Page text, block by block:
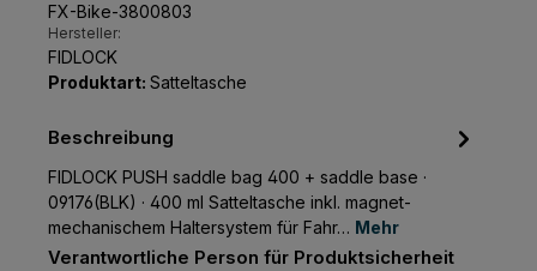
FX-Bike-3800803
Hersteller:
FIDLOCK
Produktart: Satteltasche
Beschreibung
FIDLOCK PUSH saddle bag 400 + saddle base ·
09176(BLK) · 400 ml Satteltasche inkl. magnet-
mechanischem Haltersystem für Fahr… Mehr
Verantwortliche Person für Produktsicherheit